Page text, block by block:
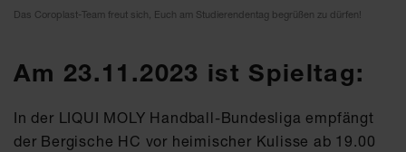
Das Coroplast-Team freut sich, Euch am Studierendentag begrüßen zu dürfen!
Am 23.11.2023 ist Spieltag:
In der LIQUI MOLY Handball-Bundesliga empfängt
der Bergische HC vor heimischer Kulisse ab 19.00